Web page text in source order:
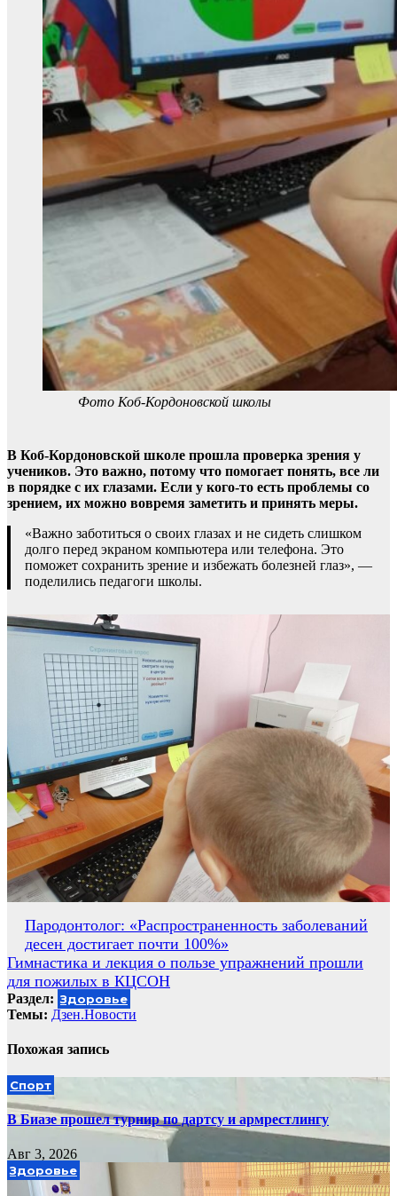
Фото Коб-Кордоновской школы
В Коб-Кордоновской школе прошла проверка зрения у
учеников. Это важно, потому что помогает понять, все ли
в порядке с их глазами. Если у кого-то есть проблемы со
зрением, их можно вовремя заметить и принять меры.
«Важно заботиться о своих глазах и не сидеть слишком
долго перед экраном компьютера или телефона. Это
поможет сохранить зрение и избежать болезней глаз», —
поделились педагоги школы.
Навигация
по
записям
Пародонтолог: «Распространенность заболеваний
десен достигает почти 100%»
Гимнастика и лекция о пользе упражнений прошли
для пожилых в КЦСОН
Раздел: Здоровье
Темы: Дзен.Новости
Похожая запись
Спорт
В Биазе прошел турнир по дартсу и армрестлингу
Авг 3, 2026
Здоровье